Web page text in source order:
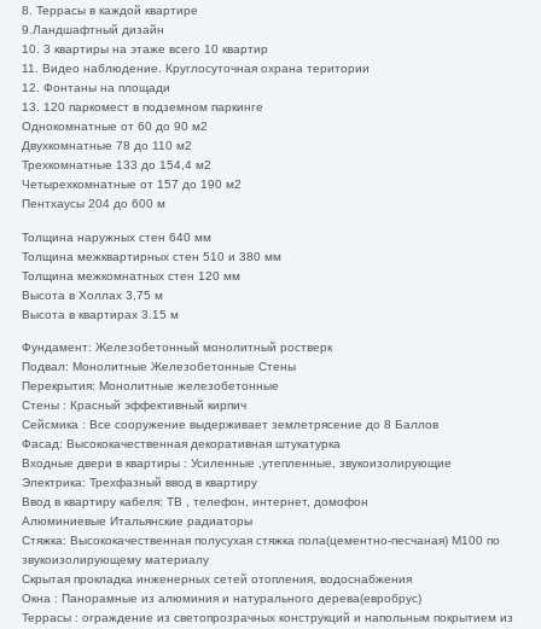
8. Террасы в каждой квартире
9.Ландшафтный дизайн
10. 3 квартиры на этаже всего 10 квартир
11. Видео наблюдение. Круглосуточная охрана територии
12. Фонтаны на площади
13. 120 паркомест в подземном паркинге
Однокомнатные от 60 до 90 м2
Двухкомнатные 78 до 110 м2
Трехкомнатные 133 до 154,4 м2
Четырехкомнатные от 157 до 190 м2
Пентхаусы 204 до 600 м
Толщина наружных стен 640 мм
Толщина межквартирных стен 510 и 380 мм
Толщина межкомнатных стен 120 мм
Высота в Холлах 3,75 м
Высота в квартирах 3.15 м
Фундамент: Железобетонный монолитный ростверк
Подвал: Монолитные Железобетонные Стены
Перекрытия: Монолитные железобетонные
Стены : Красный эффективный кирпич
Сейсмика : Все сооружение выдерживает землетрясение до 8 Баллов
Фасад: Высококачественная декоративная штукатурка
Входные двери в квартиры : Усиленные ,утепленные, звукоизолирующие
Электрика: Трехфазный ввод в квартиру
Ввод в квартиру кабеля: ТВ , телефон, интернет, домофон
Алюминиевые Итальянские радиаторы
Стяжка: Высококачественная полусухая стяжка пола(цементно-песчаная) М100 по
звукоизолирующему материалу
Скрытая прокладка инженерных сетей отопления, водоснабжения
Окна : Панорамные из алюминия и натурального дерева(евробрус)
Террасы : ограждение из светопрозрачных конструкций и напольным покрытием из